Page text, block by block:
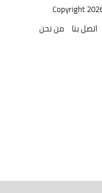
اتصل بنا من نحن